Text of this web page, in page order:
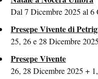
Dal 7 Dicembre 2025 al 6
Presepe Vivente di
25, 26 e 28 Dicembre
Presepe Vivente
26, 28 Dicembre 2025 +